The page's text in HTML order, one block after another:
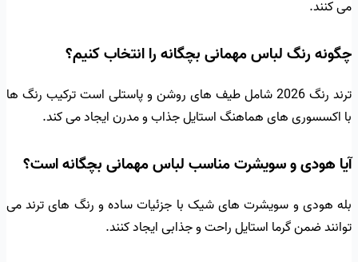
می کنند.
چگونه رنگ لباس مهمانی بچگانه را انتخاب کنیم؟
ترند رنگ 2026 شامل طیف های روشن و پاستلی است ترکیب رنگ ها
با اکسسوری های هماهنگ استایل جذاب و مدرن ایجاد می کند.
آیا هودی و سویشرت مناسب لباس مهمانی بچگانه است؟
بله هودی و سویشرت های شیک با جزئیات ساده و رنگ های ترند می
توانند ضمن گرما استایل راحت و جذابی ایجاد کنند.